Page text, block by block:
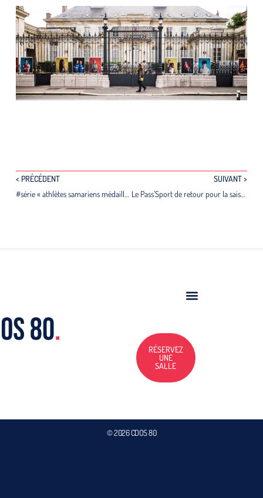
< PRÉCÉDENT
#série « athlètes samariens médaillés aux Jeux »
SUIVANT >
Le Pass’Sport de retour pour la saison 2024-2025 !
RÉSERVEZ
UNE
SALLE
© 2026 CDOS 80